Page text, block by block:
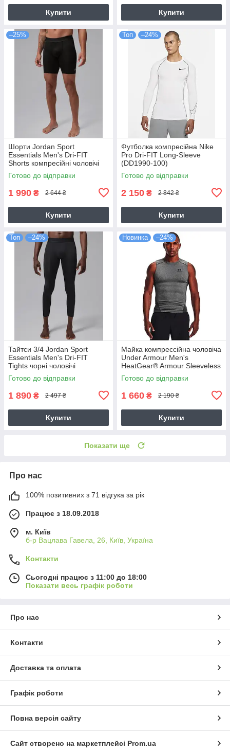
Купити Купити
–25%
Шорти Jordan Sport
Essentials Men's Dri-FIT
Shorts компресійні чоловічі
чорні оригінал (IF0897-010)
Готово до відправки
1 990 ₴ 2 644 ₴
Купити
Топ –24%
Футболка компресійна Nike
Pro Dri-FIT Long-Sleeve
(DD1990-100)
Готово до відправки
2 150 ₴ 2 842 ₴
Купити
Топ –24%
Тайтси 3/4 Jordan Sport
Essentials Men's Dri-FIT
Tights чорні чоловічі
баскетбольні (IF0899-010)
Готово до відправки
1 890 ₴ 2 497 ₴
Купити
Новинка –24%
Майка компрессійна чоловіча
Under Armour Men's
HeatGear® Armour Sleeveless
Shirt (1361522-090)
Готово до відправки
1 660 ₴ 2 190 ₴
Купити
Показати ще
Про нас
100% позитивних з 71 відгука за рік
Працює з 18.09.2018
м. Київ
б-р Вацлава Гавела, 26, Київ, Україна
Контакти
Сьогодні працює з 11:00 до 18:00
Показати весь графік роботи
Про нас
Контакти
Доставка та оплата
Графік роботи
Повна версія сайту
Сайт створено на маркетплейсі Prom.ua